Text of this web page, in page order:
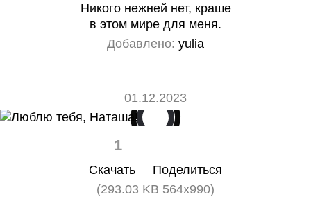
Никого нежней нет, краше
в этом мире для меня.
Добавлено: yulia
01.12.2023
1
Скачать
Поделиться
(293.03 KB 564x990)